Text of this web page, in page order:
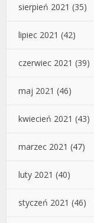
sierpień 2021 (35)
lipiec 2021 (42)
czerwiec 2021 (39)
maj 2021 (46)
kwiecień 2021 (43)
marzec 2021 (47)
luty 2021 (40)
styczeń 2021 (46)